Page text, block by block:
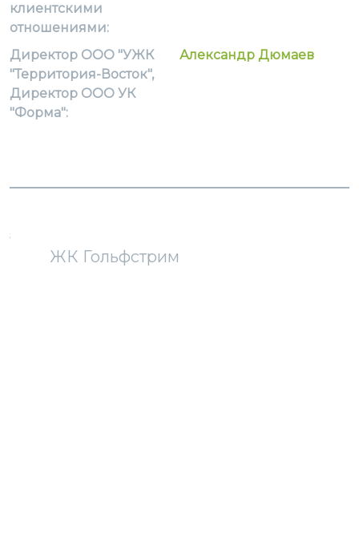
клиентскими
отношениями:
Директор ООО "УЖК
"Территория-Восток",
Директор ООО УК
"Форма":
Александр Дюмаев
ЖК Гольфстрим
загрузка карты...